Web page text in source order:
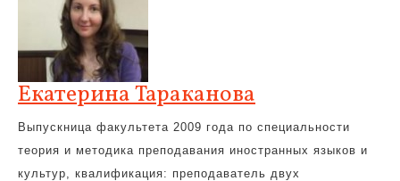
Екатерина Тараканова
Выпускница факультета 2009 года по специальности
теория и методика преподавания иностранных языков и
культур, квалификация: преподаватель двух